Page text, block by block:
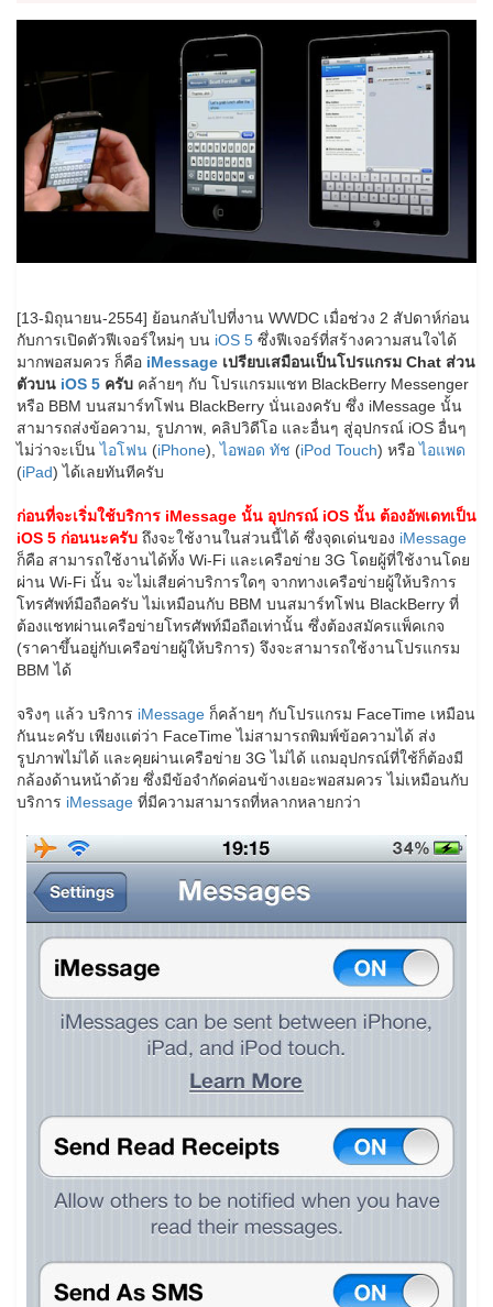
[13-มิถุนายน-2554] ย้อนกลับไปที่งาน WWDC เมื่อช่วง 2 สัปดาห์ก่อน
กับการเปิดตัวฟีเจอร์ใหม่ๆ บน iOS 5 ซึ่งฟีเจอร์ที่สร้างความสนใจได้
มากพอสมควร ก็คือ iMessage เปรียบเสมือนเป็นโปรแกรม Chat ส่วน
ตัวบน iOS 5 ครับ คล้ายๆ กับ โปรแกรมแชท BlackBerry Messenger
หรือ BBM บนสมาร์ทโฟน BlackBerry นั่นเองครับ ซึ่ง iMessage นั้น
สามารถส่งข้อความ, รูปภาพ, คลิปวิดีโอ และอื่นๆ สู่อุปกรณ์ iOS อื่นๆ
ไม่ว่าจะเป็นไอโฟน (iPhone),ไอพอด ทัช (iPod Touch) หรือไอแพด
(iPad) ได้เลยทันทีครับ
ก่อนที่จะเริ่มใช้บริการ iMessage นั้น อุปกรณ์ iOS นั้น ต้องอัพเดทเป็น
iOS 5 ก่อนนะครับ ถึงจะใช้งานในส่วนนี้ได้ ซึ่งจุดเด่นของ iMessage
ก็คือ สามารถใช้งานได้ทั้ง Wi-Fi และเครือข่าย 3G โดยผู้ที่ใช้งานโดย
ผ่าน Wi-Fi นั้น จะไม่เสียค่าบริการใดๆ จากทางเครือข่ายผู้ให้บริการ
โทรศัพท์มือถือครับ ไม่เหมือนกับ BBM บนสมาร์ทโฟน BlackBerry ที่
ต้องแชทผ่านเครือข่ายโทรศัพท์มือถือเท่านั้น ซึ่งต้องสมัครแพ็คเกจ
(ราคาขึ้นอยู่กับเครือข่ายผู้ให้บริการ) จึงจะสามารถใช้งานโปรแกรม
BBM ได้
จริงๆ แล้ว บริการ iMessage ก็คล้ายๆ กับโปรแกรม FaceTime เหมือน
กันนะครับ เพียงแต่ว่า FaceTime ไม่สามารถพิมพ์ข้อความได้ ส่ง
รูปภาพไม่ได้ และคุยผ่านเครือข่าย 3G ไม่ได้ แถมอุปกรณ์ที่ใช้ก็ต้องมี
กล้องด้านหน้าด้วย ซึ่งมีข้อจำกัดค่อนข้างเยอะพอสมควร ไม่เหมือนกับ
บริการ iMessage ที่มีความสามารถที่หลากหลายกว่า